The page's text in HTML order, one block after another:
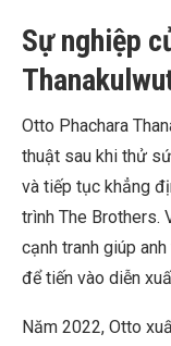
Sự nghiệp
Otto Phachara
thuật sau khi thử
và tiếp tục khẳng
trình The Brothers.
cạnh tranh giúp
để tiến vào diễn
Năm 2022, Otto